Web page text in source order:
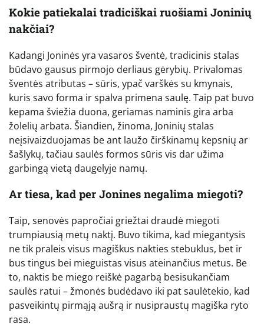
Kokie patiekalai tradiciškai ruošiami Joninių
nakčiai?
Kadangi Joninės yra vasaros šventė, tradicinis stalas
būdavo gausus pirmojo derliaus gėrybių. Privalomas
šventės atributas – sūris, ypač varškės su kmynais,
kuris savo forma ir spalva primena saulę. Taip pat buvo
kepama šviežia duona, geriamas naminis gira arba
žolelių arbata. Šiandien, žinoma, Joninių stalas
neįsivaizduojamas be ant laužo čirškinamų kepsnių ar
šašlykų, tačiau saulės formos sūris vis dar užima
garbingą vietą daugelyje namų.
Ar tiesa, kad per Jonines negalima miegoti?
Taip, senovės papročiai griežtai draudė miegoti
trumpiausią metų naktį. Buvo tikima, kad miegantysis
ne tik praleis visus magiškus nakties stebuklus, bet ir
bus tingus bei mieguistas visus ateinančius metus. Be
to, naktis be miego reiškė pagarbą besisukančiam
saulės ratui – žmonės budėdavo iki pat saulėtekio, kad
pasveikintų pirmąją aušrą ir nusipraustų magiška ryto
rasa.